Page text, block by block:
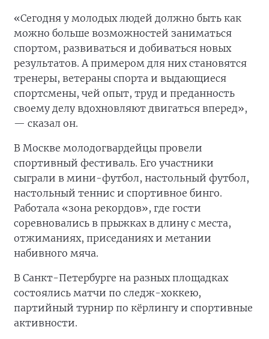
«Сегодня у молодых людей должно быть как
можно больше возможностей заниматься
спортом, развиваться и добиваться новых
результатов. А примером для них становятся
тренеры, ветераны спорта и выдающиеся
спортсмены, чей опыт, труд и преданность
своему делу вдохновляют двигаться вперед»,
— сказал он.
В Москве молодогвардейцы провели
спортивный фестиваль. Его участники
сыграли в мини-футбол, настольный футбол,
настольный теннис и спортивное бинго.
Работала «зона рекордов», где гости
соревновались в прыжках в длину с места,
отжиманиях, приседаниях и метании
набивного мяча.
В Санкт-Петербурге на разных площадках
состоялись матчи по следж-хоккею,
партийный турнир по кёрлингу и спортивные
активности.